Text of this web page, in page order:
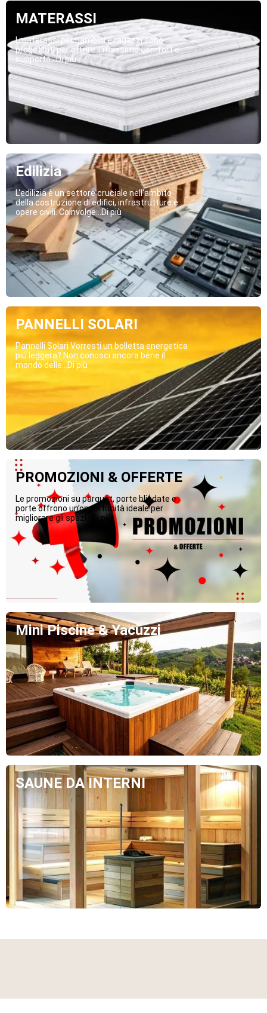
MATERASSI
I materassi per bambini e ragazzi sono
progettati per offrire il massimo comfort e
supporto...Di più
Edilizia
L'edilizia è un settore cruciale nell'ambito
della costruzione di edifici, infrastrutture e
opere civili. Coinvolge...Di più
PANNELLI SOLARI
Pannelli Solari Vorresti un bolletta energetica
più leggera? Non conosci ancora bene il
mondo delle...Di più
PROMOZIONI & OFFERTE
Le promozioni su parquet, porte blindate e
porte offrono un’opportunità ideale per
migliorare gli spazi...Di più
Mini Piscine & Yacuzzi
SAUNE DA INTERNI